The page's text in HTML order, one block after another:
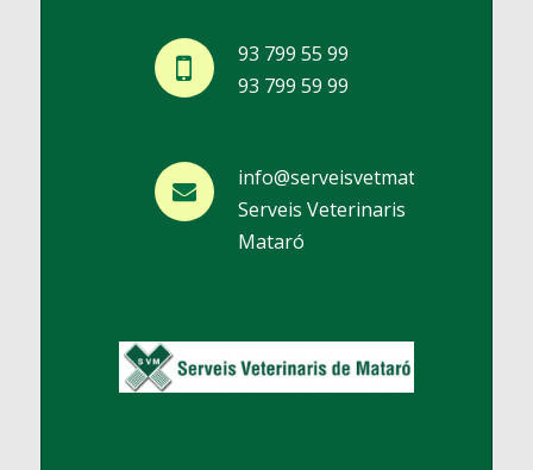
93 799 55 99
93 799 59 99
info@serveisvetmat.com
Serveis Veterinaris
Mataró